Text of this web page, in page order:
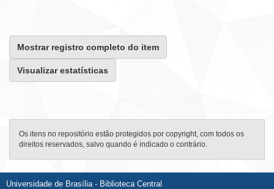
Mostrar registro completo do item
Visualizar estatísticas
Os itens no repositório estão protegidos por copyright, com todos os
direitos reservados, salvo quando é indicado o contrário.
Universidade de Brasília - Biblioteca Central